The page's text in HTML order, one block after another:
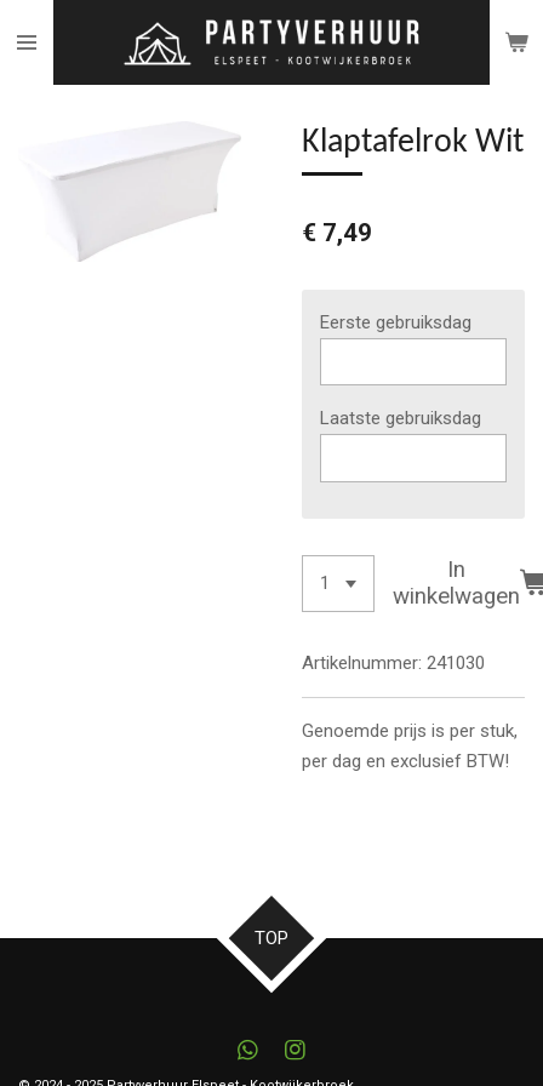
direct
Klaptafelrok Wit
€ 7,49
Eerste gebruiksdag
Laatste gebruiksdag
In
winkelwagen
Artikelnummer: 241030
Genoemde prijs is per stuk,
per dag en exclusief BTW!
TOP
W
I